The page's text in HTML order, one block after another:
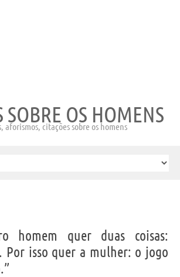
SOBRE OS HOMENS
aforismos, citações sobre os homens
homem quer duas coisas:
Por isso quer a mulher: o jogo